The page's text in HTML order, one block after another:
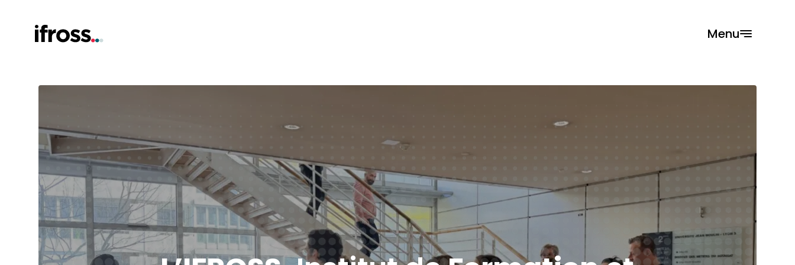
Menu
Valorisation
Événements
VAPP
Qui sommes-nous ?